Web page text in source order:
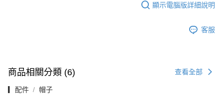
顯示電腦版詳細說明
客服
商品相關分類 (6) 查看全部
▎配件 帽子